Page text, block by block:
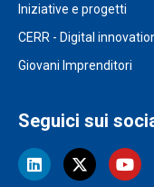
Iniziative e progetti
CERR - Digital
Giovani Imprenditori
Seguici sui